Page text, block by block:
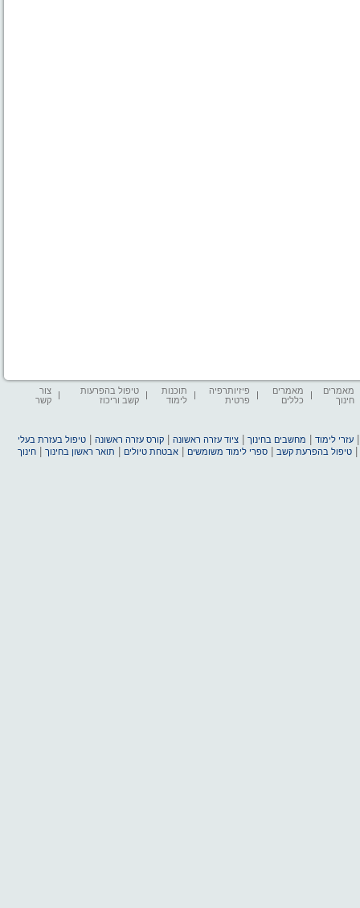
מאמרים
חינוך
מאמרים
כללים
פיזיותרפיה
פרטית
תוכנות
לימוד
טיפול בהפרעות
קשב וריכוז
צור
קשר
עזרי לימוד מחשבים בחינוך |ציוד עזרה ראשונה |קורס עזרה ראשונה |טיפול בעזרת בעלי
|טיפול בהפרעת קשב |ספרי לימוד משומשים |אבטחת טיולים תואר ראשון בחינוך |חינוך